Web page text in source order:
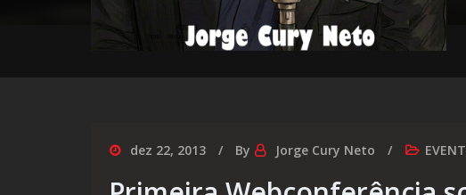
dez 22, 2013 By Jorge Cury Neto